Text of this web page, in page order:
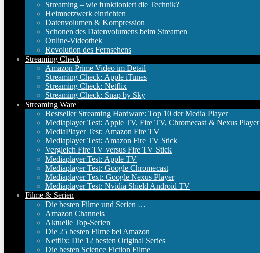
Streaming – wie funktioniert die Technik?
Heimnetzwerk einrichten
Datenvolumen & Kompression
Schonen des Datenvolumens beim Streamen
Online-Videothek
Revolution des Fernsehens
Streaming Check
Amazon Prime Video im Detail
Streaming Check: Apple iTunes
Streaming Check: Netflix
Streaming Check: Snap by Sky
Streaming Ware
Bestseller Streaming Hardware: Top 10 der Media Player
Mediaplayer Test: Apple TV, Fire TV, Chromecast & Nexus Player
MediaPlayer Test: Amazon Fire TV
Mediaplayer Test: Amazon Fire TV Stick
Vergleich Fire TV versus Fire TV Stick
Mediaplayer Test: Apple TV
Mediaplayer Test: Google Chromecast
Mediaplayer Text: Google Nexus Player
Mediaplayer Test: Nvidia Shield Android TV
Filme & Serien
Die besten Filme und Serien …
Amazon Channels
Aktuelle Top-Serien
Die 25 besten Filme bei Amazon
Netflix: Die 12 besten Original Series
Die besten Science Fiction Filme